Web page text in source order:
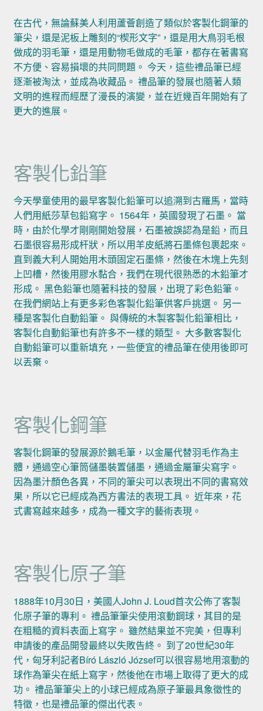
在古代，無論蘇美人利用蘆薈創造了類似於客製化鋼筆的
筆尖，還是泥板上雕刻的“楔形文字”，還是用大鳥羽毛根
做成的羽毛筆，還是用動物毛做成的毛筆，都存在著書寫
不方便、容易損壞的共同問題。 今天，這些禮品筆已經
逐漸被淘汰，並成為收藏品。 禮品筆的發展也隨著人類
文明的進程而經歷了漫長的演變，並在近幾百年開始有了
更大的進展。
客製化鉛筆
今天學童使用的最早客製化鉛筆可以追溯到古羅馬，當時
人們用紙莎草包鉛寫字。 1564年，英國發現了石墨。 當
時，由於化學才剛剛開始發展，石墨被誤認為是鉛，而且
石墨很容易形成杆狀，所以用羊皮紙將石墨條包裹起來。
直到義大利人開始用木頭固定石墨條，然後在木塊上先刻
上凹槽，然後用膠水黏合，我們在現代很熟悉的木鉛筆才
形成。 黑色鉛筆也隨著科技的發展，出現了彩色鉛筆。
在我們網站上有更多彩色客製化鉛筆供客戶挑選。 另一
種是客製化自動鉛筆。 與傳統的木製客製化鉛筆相比，
客製化自動鉛筆也有許多不一樣的類型。 大多數客製化
自動鉛筆可以重新填充，一些便宜的禮品筆在使用後即可
以丟棄。
客製化鋼筆
客製化鋼筆的發展源於鵝毛筆，以金屬代替羽毛作為主
體，通過空心筆筒儲墨裝置儲墨，通過金屬筆尖寫字。
因為墨汁顏色各異，不同的筆尖可以表現出不同的書寫效
果，所以它已經成為西方書法的表現工具。 近年來，花
式書寫越來越多，成為一種文字的藝術表現。
客製化原子筆
1888年10月30日，美國人John J. Loud首次公佈了客製
化原子筆的專利。 禮品筆筆尖使用滾動鋼球，其目的是
在粗糙的資料表面上寫字。 雖然結果並不完美，但專利
申請後的產品開發最終以失敗告終。 到了20世紀30年
代，匈牙利記者Bíró László József可以很容易地用滾動的
球作為筆尖在紙上寫字，然後他在市場上取得了更大的成
功。 禮品筆筆尖上的小球已經成為原子筆最具象徵性的
特徵，也是禮品筆的傑出代表。